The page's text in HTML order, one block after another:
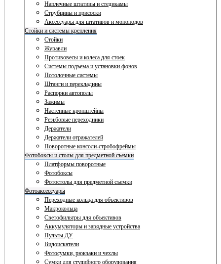
Наплечные штативы и стедикамы
Струбцины и присоски
Аксессуары для штативов и моноподов
Стойки и системы крепления
Стойки
Журавли
Противовесы и колеса для стоек
Системы подъема и установки фонов
Потолочные системы
Штанги и перекладины
Распорки автополы
Зажимы
Настенные кронштейны
Резьбовые переходники
Держатели
Держатели отражателей
Поворотные консоли-стробофреймы
Фотобоксы и столы для предметной съемки
Платформы поворотные
Фотобоксы
Фотостолы для предметной съемки
Фотоаксессуары
Переходные кольца для объективов
Макрокольца
Светофильтры для объективов
Аккумуляторы и зарядные устройства
Пульты ДУ
Видоискатели
Фотосумки, рюкзаки и чехлы
Сумки для студийного оборудования